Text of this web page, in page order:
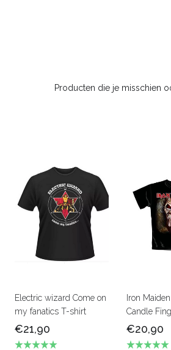
Producten die je misschien
Electric wizard Come on
my fanatics T-shirt
€21,90
Iron
Candle
€20,90